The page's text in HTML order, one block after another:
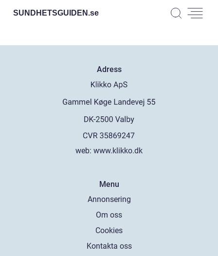
SUNDHETSGUIDEN.se
Adress
web: www.klikko.dk
Menu
Annonsering
Om oss
Cookies
Kontakta oss